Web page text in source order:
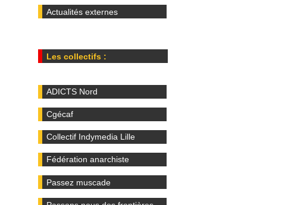
Actualités externes
Les collectifs :
ADICTS Nord
Cgécaf
Collectif Indymedia Lille
Fédération anarchiste
Passez muscade